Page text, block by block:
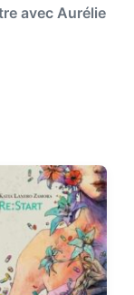
avec Aurélie